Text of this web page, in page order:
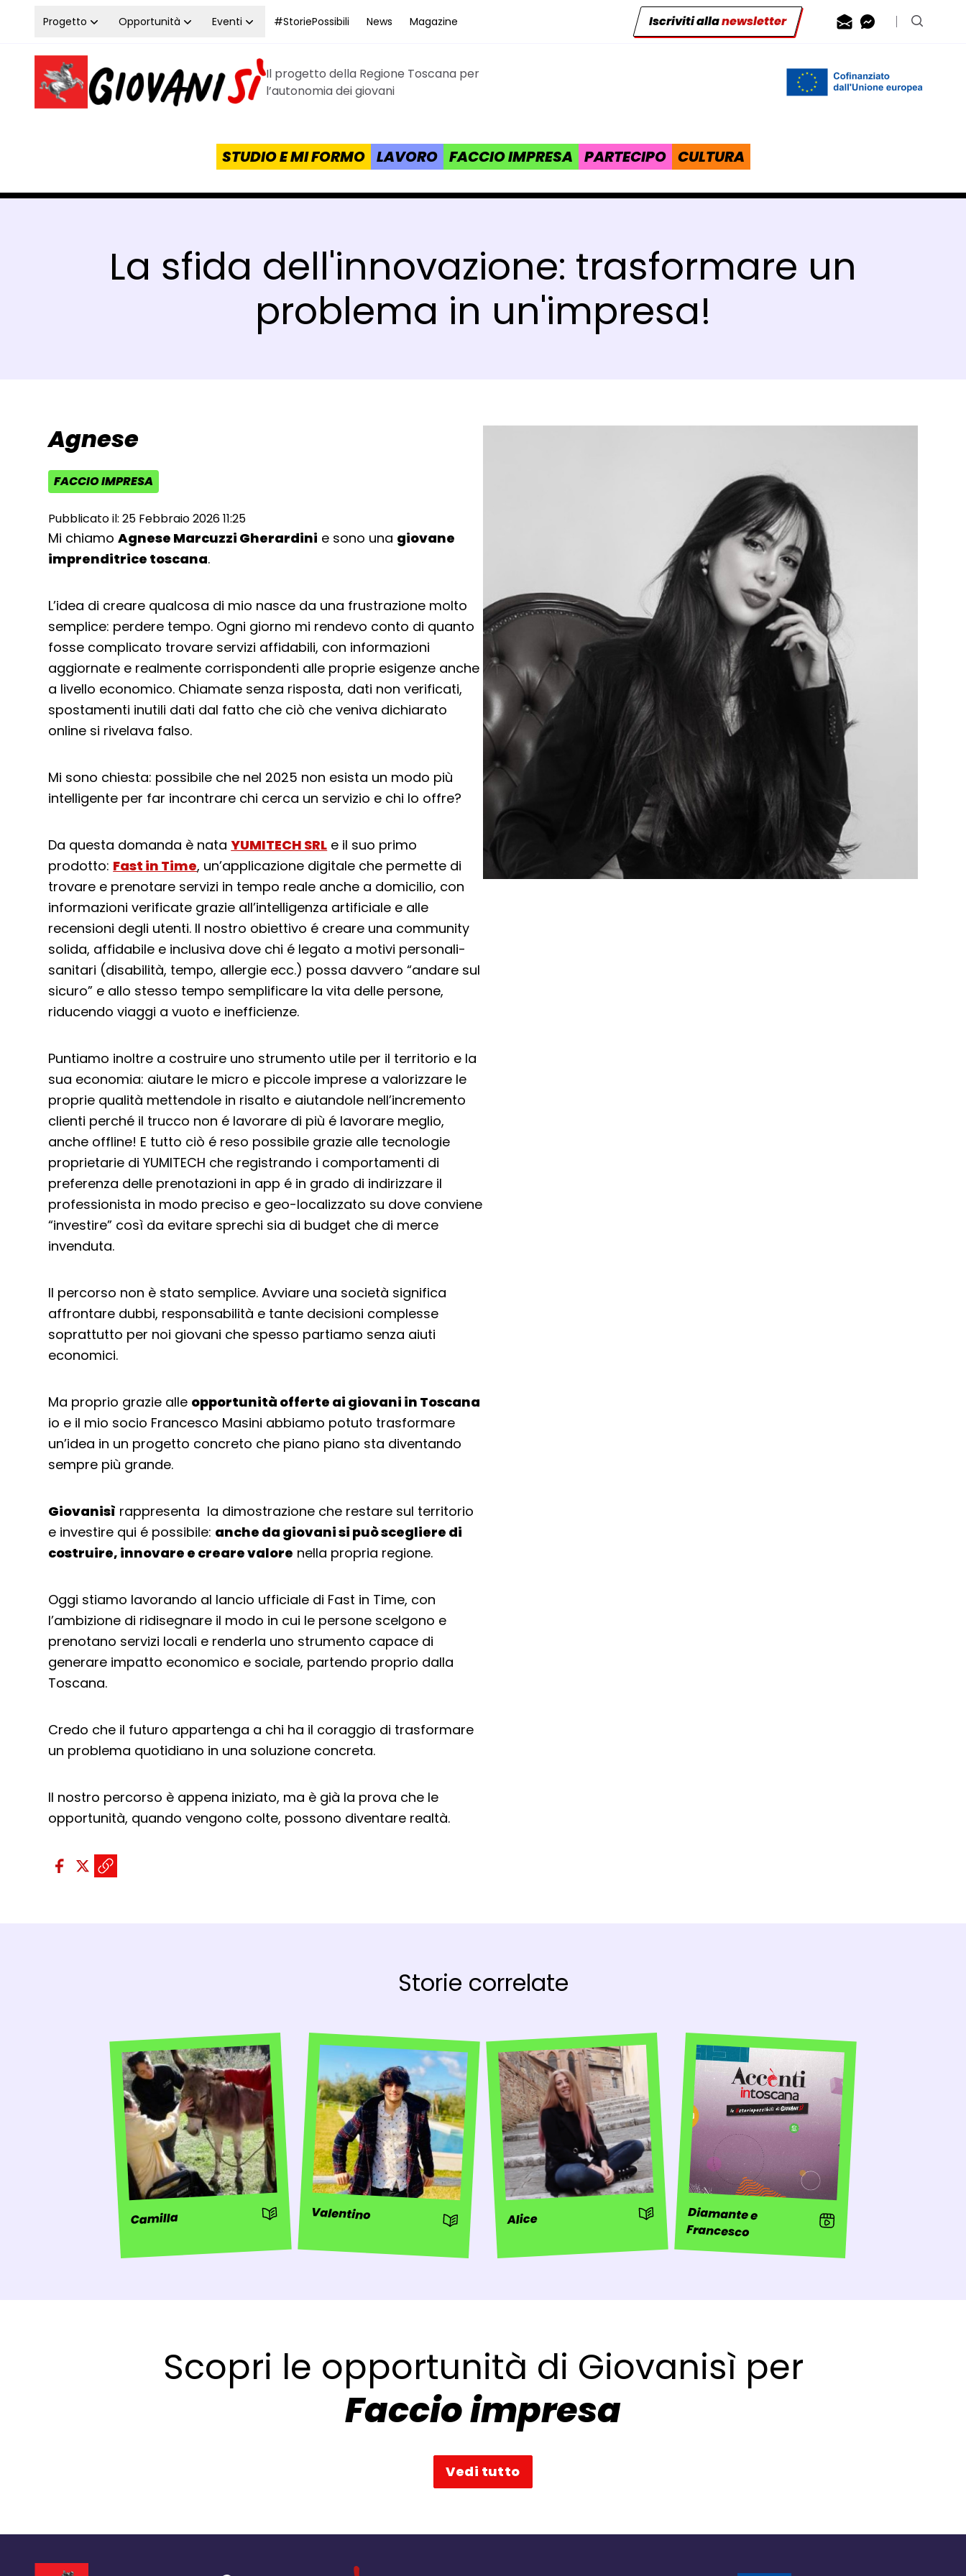
Vai al contenuto
Progetto Opportunità Eventi #StoriePossibili News Magazine Iscriviti allanewsletter Contattaci via
Contattaci
Cerca
Homepage Giovanisì - Progetto della Regione Toscana
Il progetto della Regione Toscana per
l’autonomia dei giovani
STUDIO E MI FORMO LAVORO FACCIO IMPRESA PARTECIPO CULTURA
La sfida dell'innovazione: trasformare un
problema in un'impresa!
Agnese
AREA TEMATICA:
FACCIO IMPRESA
Pubblicato il: 25 Febbraio 2026 11:25
Mi chiamoAgnese Marcuzzi Gherardini e sono una giovane
imprenditrice toscana.
L’idea di creare qualcosa di mio nasce da una frustrazione molto
semplice: perdere tempo. Ogni giorno mi rendevo conto di quanto
fosse complicato trovare servizi affidabili, con informazioni
aggiornate e realmente corrispondenti alle proprie esigenze anche
a livello economico. Chiamate senza risposta, dati non verificati,
spostamenti inutili dati dal fatto che ciò che veniva dichiarato
online si rivelava falso.
Mi sono chiesta: possibile che nel 2025 non esista un modo più
intelligente per far incontrare chi cerca un servizio e chi lo offre?
Da questa domanda è nataYUMITECH SRL e il suo primo
prodotto: Fast in Time, un’applicazione digitale che permette di
trovare e prenotare servizi in tempo reale anche a domicilio, con
informazioni verificate grazie all’intelligenza artificiale e alle
recensioni degli utenti. Il nostro obiettivo é creare una community
solida, affidabile e inclusiva dove chi é legato a motivi personali-
sanitari (disabilità, tempo, allergie ecc.) possa davvero “andare sul
sicuro” e allo stesso tempo semplificare la vita delle persone,
riducendo viaggi a vuoto e inefficienze.
Puntiamo inoltre a costruire uno strumento utile per il territorio e la
sua economia: aiutare le micro e piccole imprese a valorizzare le
proprie qualità mettendole in risalto e aiutandole nell’incremento
clienti perché il trucco non é lavorare di più é lavorare meglio,
anche offline! E tutto ciò é reso possibile grazie alle tecnologie
proprietarie di YUMITECH che registrando i comportamenti di
preferenza delle prenotazioni in app é in grado di indirizzare il
professionista in modo preciso e geo-localizzato su dove conviene
“investire” così da evitare sprechi sia di budget che di merce
invenduta.
Il percorso non è stato semplice. Avviare una società significa
affrontare dubbi, responsabilità e tante decisioni complesse
soprattutto per noi giovani che spesso partiamo senza aiuti
economici.
Ma proprio grazie alle opportunità offerte ai giovani in Toscana
io e il mio socio Francesco Masini abbiamo potuto trasformare
un’idea in un progetto concreto che piano piano sta diventando
sempre più grande.
Giovanisì rappresenta la dimostrazione che restare sul territorio
e investire qui é possibile: anche da giovani si può scegliere di
costruire, innovare e creare valore nella propria regione.
Oggi stiamo lavorando al lancio ufficiale di Fast in Time, con
l’ambizione di ridisegnare il modo in cui le persone scelgono e
prenotano servizi locali e renderla uno strumento capace di
generare impatto economico e sociale, partendo proprio dalla
Toscana.
Credo che il futuro appartenga a chi ha il coraggio di trasformare
un problema quotidiano in una soluzione concreta.
Il nostro percorso è appena iniziato, ma è già la prova che le
opportunità, quando vengono colte, possono diventare realtà.
Condividi sui social:
Condividi su Facebook - apre una nuova finestra del browser
Condividi su X - apre una nuova finestra del browser
Copia il link e condividi - apre una nuova finestra del browser
Storie correlate
Camilla : Storia Valentino : Storia Alice : Storia Diamante e
Francesco
: Video
Scopri le opportunità di Giovanisì per
Faccio impresa
Vedi tutto